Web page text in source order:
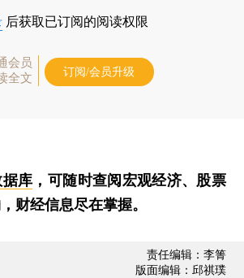
后获取已订阅的阅读权限
会员
全文
订阅/会员升级
库 ，可随时查阅宏观经济、股票
财经信息尽在掌握。
责任编辑：李箐
版面编辑：邱祺璞